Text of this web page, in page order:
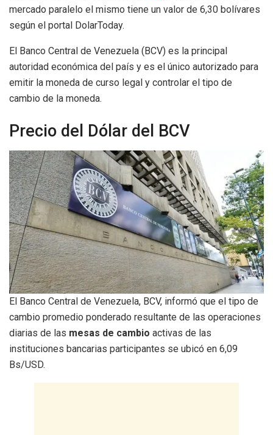
mercado paralelo el mismo tiene un valor de 6,30 bolívares
según el portal DolarToday.
El Banco Central de Venezuela (BCV) es la principal
autoridad económica del país y es el único autorizado para
emitir la moneda de curso legal y controlar el tipo de
cambio de la moneda.
Precio del Dólar del BCV
El Banco Central de Venezuela, BCV, informó que el tipo de
cambio promedio ponderado resultante de las operaciones
diarias de las mesas de cambio activas de las
instituciones bancarias participantes se ubicó en 6,09
Bs/USD.